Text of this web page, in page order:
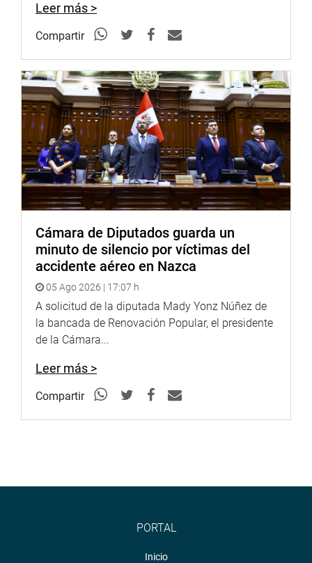
Leer más >
Compartir
Cámara de Diputados guarda un
minuto de silencio por víctimas del
accidente aéreo en Nazca
05 Ago 2026 | 17:07 h
A solicitud de la diputada Mady Yonz Núñez de
la bancada de Renovación Popular, el presidente
de la Cámara...
Leer más >
Compartir
PORTAL
Inicio